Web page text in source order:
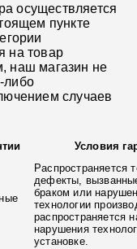
осуществляется
пункте
на товар
наш магазин не
либо
случаев
Условия
Распространяется
дефекты,
браком или
технологии
распространяется
нарушения
установке.